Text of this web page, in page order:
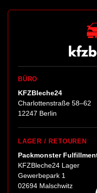
BÜRO
KFZBleche24
Charlottenstraße 58–62
12247 Berlin
LAGER / RETOUREN
Packmonster
KFZBleche24 Lager
Gewerbepark 1
02694 Malschwitz